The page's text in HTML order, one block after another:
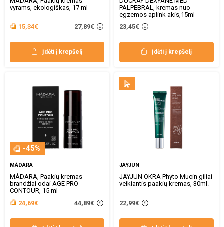
vyrams, ekologiškas, 17 ml
15,34€ 27,89€
Įdėti į krepšelį
PALPEBRAL, kremas nuo
egzemos aplink akis,15ml
23,45€
Įdėti į krepšelį
-45%
MÁDARA
MÁDARA, Paakių kremas
brandžiai odai AGE PRO
CONTOUR, 15 ml
24,69€
44,89€
JAYJUN
JAYJUN OKRA Phyto Mucin giliai
veikiantis paakių kremas, 30ml.
22,99€